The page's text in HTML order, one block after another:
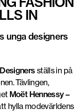
IN
unga designers
ställs in på
Tävlingen,
Moët Hennessy –
hylla modevärldens